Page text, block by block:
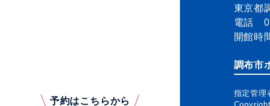
予約はこちらから
東京都
電話
開館
調布市
指定管